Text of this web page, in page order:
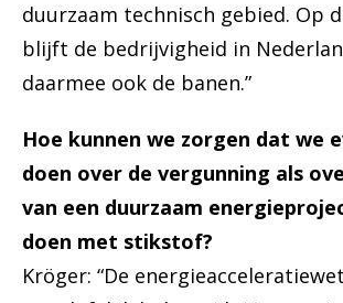
duurzaam technisch gebied. Op
blijft de bedrijvigheid in
daarmee ook de banen.”
Hoe kunnen we zorgen dat we
doen over de vergunning als
van een duurzaam
doen met stikstof?
Kröger: “De